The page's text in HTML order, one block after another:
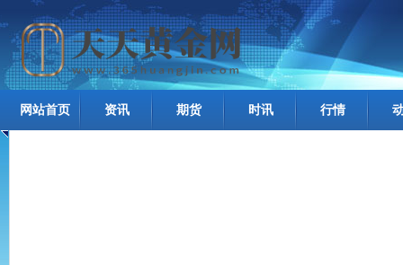
网站首页 资讯 期货 时讯 行情